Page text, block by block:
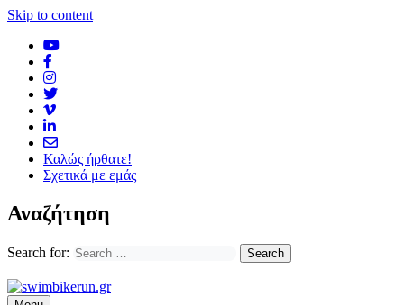
Skip to content
Καλώς ήρθατε!
Σχετικά με εμάς
Αναζήτηση
Search for: